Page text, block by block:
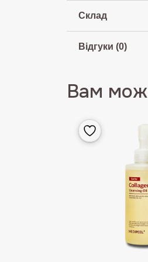
Склад
Відгуки (0)
Вам